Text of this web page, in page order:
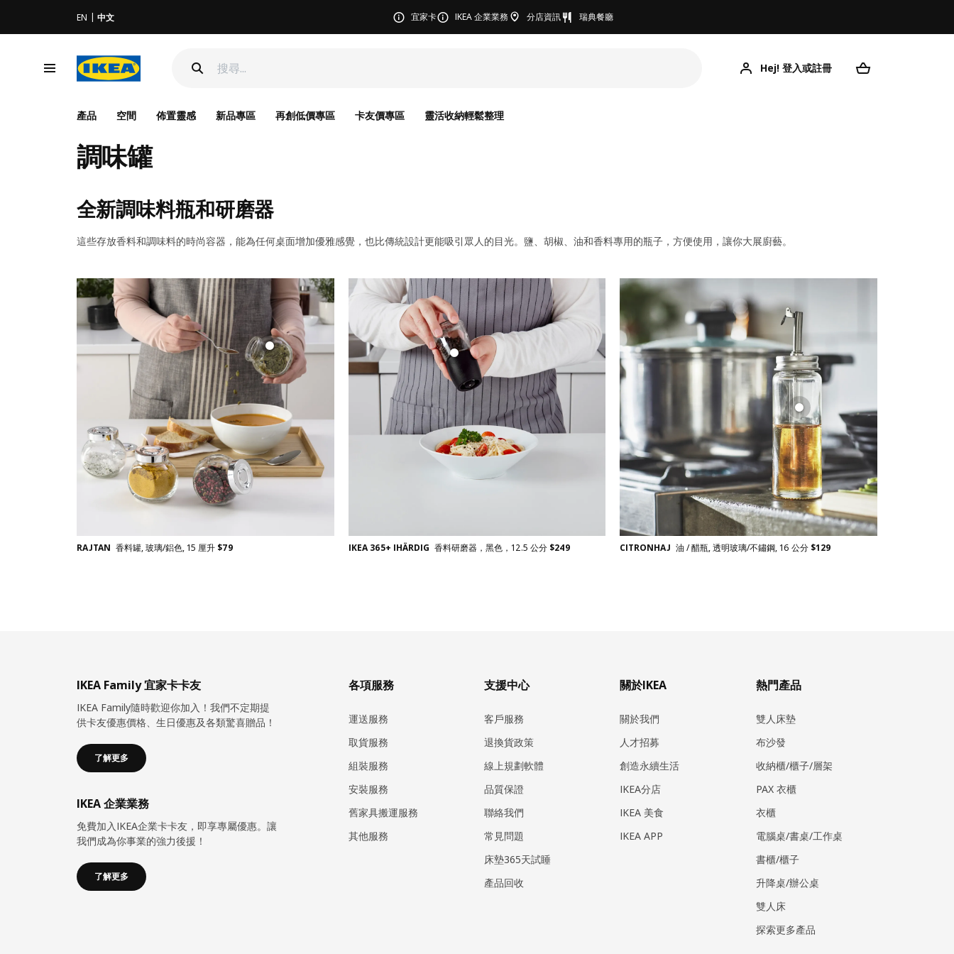
EN 中文 宜家卡 IKEA 企業業務 分店資訊 瑞典餐廳
Hej! 登入或註冊
產品 空間 佈置靈感 新品專區 再創低價專區 卡友價專區 靈活收納輕鬆整理
調味罐
全新調味料瓶和研磨器
這些存放香料和調味料的時尚容器，能為任何桌面增加優雅感覺，也比傳統設計更能吸引眾人的目光。鹽、胡椒、油和香料專用的瓶子，方便使用，讓你大展廚藝。
RAJTAN 香料罐, 玻璃/鋁色, 15 厘升 $79 IKEA 365+ IHÄRDIG 香料研磨器，黑色，12.5 公分 $249 CITRONHAJ 油 / 醋瓶, 透明玻璃/不鏽鋼, 16 公分 $129
IKEA Family 宜家卡卡友
IKEA Family隨時歡迎你加入！我們不定期提
供卡友優惠價格、生日優惠及各類驚喜贈品！
了解更多
IKEA 企業業務
免費加入IKEA企業卡卡友，即享專屬優惠。讓
我們成為你事業的強力後援！
了解更多
各項服務
運送服務
取貨服務
組裝服務
安裝服務
​舊家具搬運服務
其他服務
支援中心
客戶服務
退換貨政策
線上規劃軟體
品質保證
聯絡我們
常見問題
床墊365天試睡
產品回收
關於IKEA
關於我們
人才招募
創造永續生活
IKEA分店
IKEA 美食
IKEA APP
熱門產品
雙人床墊
布沙發
收納櫃/櫃子/層架
PAX 衣櫃
衣櫃
電腦桌/書桌/工作桌
書櫃/櫃子
升降桌/辦公桌
雙人床
探索更多產品